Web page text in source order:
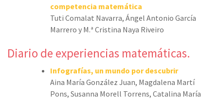
competencia matemática
Tuti Comalat Navarra, Ángel Antonio García
Marrero y M.ª Cristina Naya Riveiro
Diario de experiencias matemáticas.
Infografías, un mundo por descubrir
Aina María González Juan, Magdalena Martí
Pons, Susanna Morell Torrens, Catalina María